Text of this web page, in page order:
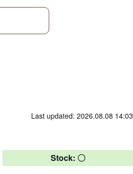
Last updated: 2026.08.08 14:03
Stock: 〇